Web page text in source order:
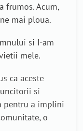
frumos. Acum,
mai ploua.
si I-am
mele.
ca aceste
si
pentru a implini
o